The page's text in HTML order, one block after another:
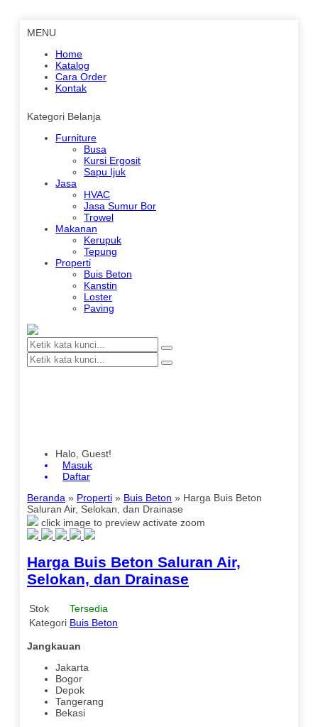
MENU
Home
Katalog
Cara Order
Kontak
Kategori Belanja
Furniture
Busa
Kursi Ergosit
Sapu Ijuk
Jasa
HVAC
Jasa Sumur Bor
Trowel
Makanan
Kerupuk
Tepung
Properti
Buis Beton
Kanstin
Loster
Paving
Halo, Guest!
Masuk
Daftar
Beranda » Properti » Buis Beton » Harga Buis Beton
Saluran Air, Selokan, dan Drainase
click image to preview activate zoom
Harga Buis Beton Saluran Air,
Selokan, dan Drainase
Stok
Tersedia
Kategori Buis Beton
Jangkauan
Jakarta
Bogor
Depok
Tangerang
Bekasi